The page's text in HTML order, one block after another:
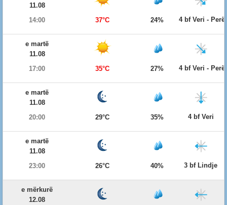
11.08
14:00
37°C 24% 4 bf Veri -
e martë
11.08
17:00
35°C 27% 4 bf Veri -
e martë
11.08
20:00
29°C 35% 4 bf Veri
e martë
11.08
23:00
26°C 40% 3 bf Lindje
e mërkurë
12.08